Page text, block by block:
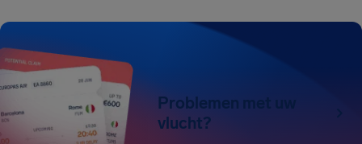
Problemen met uw
vlucht?